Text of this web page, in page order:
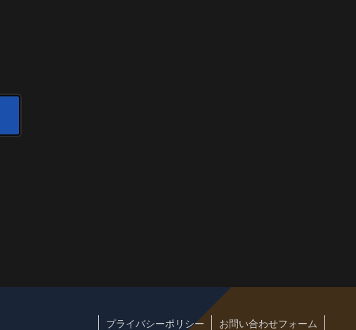
プライバシーポリシー お問い合わせフォーム